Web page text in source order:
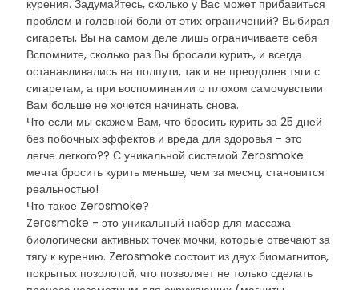
курения. Задумайтесь, сколько у Вас может прибавиться
проблем и головной боли от этих ограничений? Выбирая
сигареты, Вы на самом деле лишь ограничиваете себя
Вспомните, сколько раз Вы бросали курить, и всегда
останавливались на полпути, так и не преодолев тяги с
сигаретам, а при воспоминании о плохом самочувствии
Вам больше не хочется начинать снова.
Что если мы скажем Вам, что бросить курить за 25 дней
без побочных эффектов и вреда для здоровья - это
легче легкого?? С уникальной системой Zerosmoke
мечта бросить курить меньше, чем за месяц, становится
реальностью!
Что такое Zerosmoke?
Zerosmoke - это уникальный набор для массажа
биологически активных точек мочки, которые отвечают за
тягу к курению. Zerosmoke состоит из двух биомагнитов,
покрытых позолотой, что позволяет не только сделать